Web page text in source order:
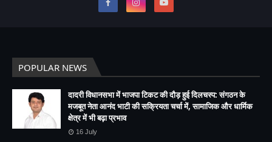
POPULAR NEWS
दादरी विधानसभा में भाजपा टिकट की दौड़ हुई दिलचस्प: संगठन के
मजबूत नेता आनंद भाटी की सक्रियता चर्चा में, सामाजिक और धार्मिक
क्षेत्र में भी बढ़ा प्रभाव